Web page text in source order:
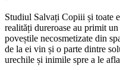
Studiul Salvați Copiii și toate
realități dureroase au primit
poveștile necosmetizate din
de la ei vin și o parte dintre
urechile și inimile spre a le